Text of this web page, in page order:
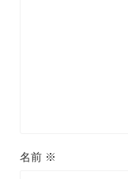
名前 ※